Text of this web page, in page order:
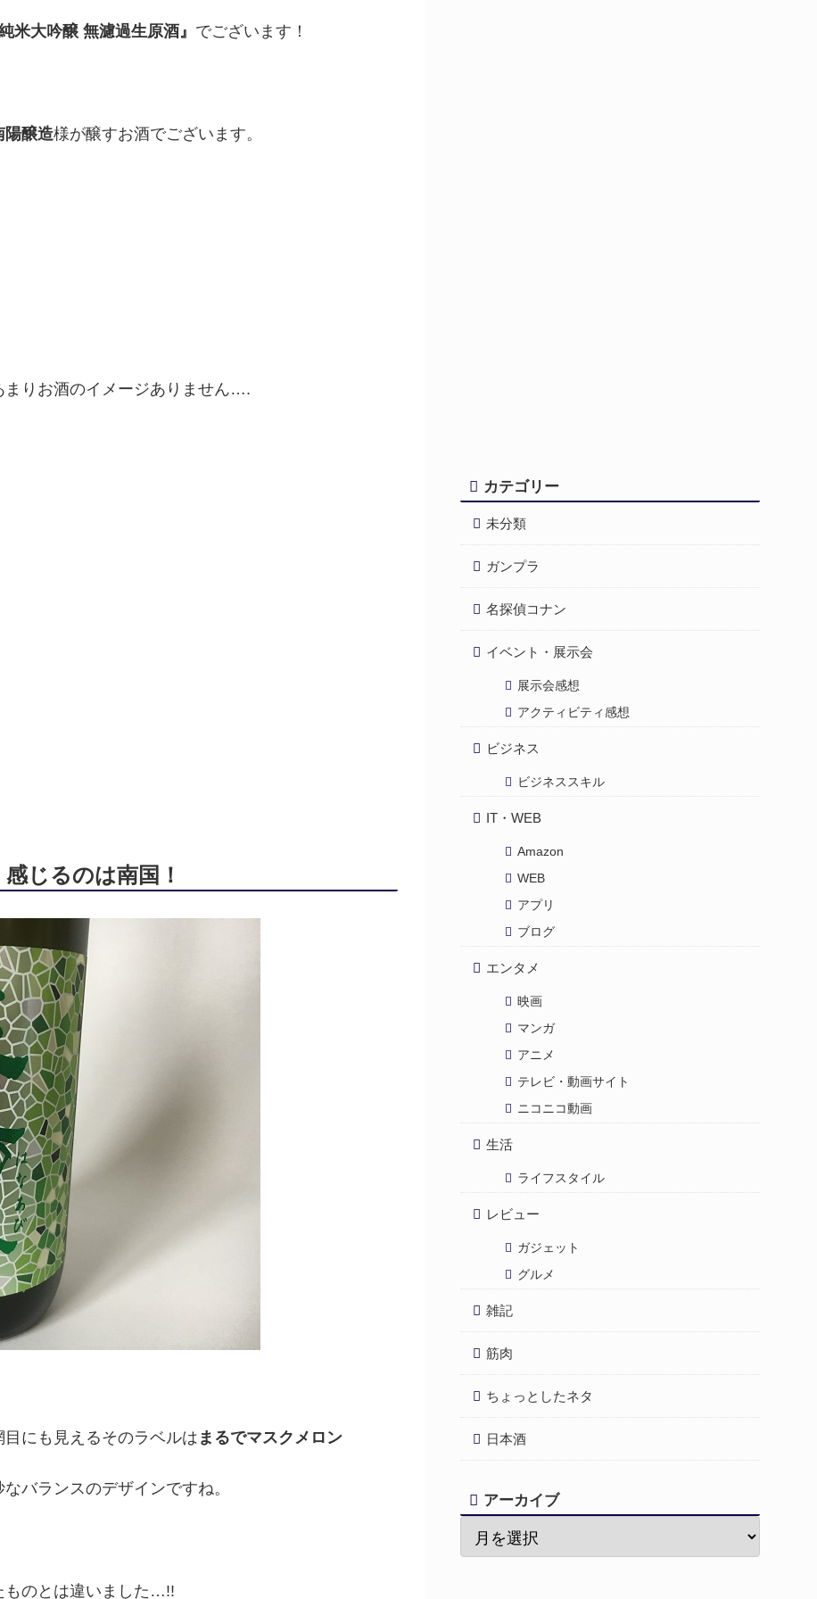
米大吟醸 無濾過生原酒』 でございます！
陽醸造様が醸すお酒でございます。
まりお酒のイメージありません….
じるのは南国！
にも見えるそのラベルは まるでマスクメロン
バランスのデザインですね。
ものとは違いました…!!
カテゴリー
未分類
ガンプラ
名探偵コナン
イベント・展示会
展示会感想
アクティビティ感想
ビジネス
ビジネススキル
IT・WEB
Amazon
WEB
アプリ
ブログ
エンタメ
映画
マンガ
アニメ
テレビ・動画サイト
ニコニコ動画
生活
ライフスタイル
レビュー
ガジェット
グルメ
雑記
筋肉
ちょっとしたネタ
日本酒
アーカイブ